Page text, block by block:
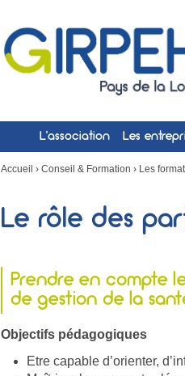
L’association Les
Accueil › Conseil & Formation › Les
Le rôle des
Prendre en compte
de gestion de la
Objectifs pédagogiques
Etre capable d’orienter,